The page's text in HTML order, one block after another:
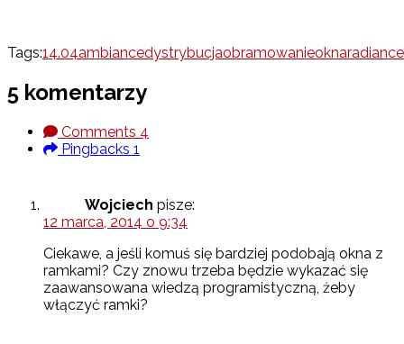
Tags:14.04ambiancedystrybucjaobramowanieoknaradiance
5 komentarzy
Comments 4
Pingbacks 1
Wojciech pisze:
12 marca, 2014 o 9:34
Ciekawe, a jeśli komuś się bardziej podobają okna z
ramkami? Czy znowu trzeba będzie wykazać się
zaawansowana wiedzą programistyczną, żeby
włączyć ramki?